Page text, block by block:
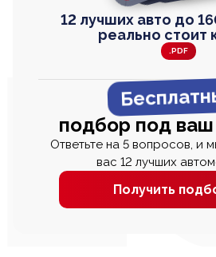
12 лучших авто до
реально стоит
.PDF
подбор под
Ответьте на 5 вопросов, и
вас 12 лучших
Получить